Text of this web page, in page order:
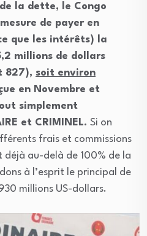
la dette, le Congo
de payer en
que les intérêts) la
millions de dollars
827), soit environ
en Novembre et
simplement
et CRIMINEL. Si on
frais et commissions
déjà au-delà de 100% de la
à l’esprit le principal de
millions US-dollars.